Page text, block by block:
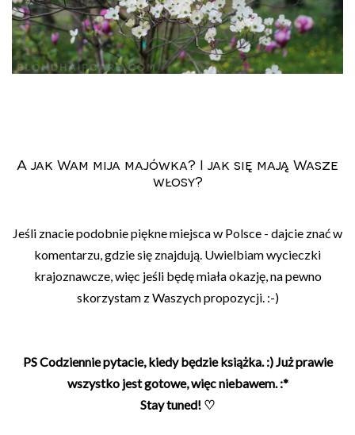
A jak Wam mija majówka? I jak się mają Wasze
włosy?
Jeśli znacie podobnie piękne miejsca w Polsce - dajcie znać w
komentarzu, gdzie się znajdują. Uwielbiam wycieczki
krajoznawcze, więc jeśli będę miała okazję, na pewno
skorzystam z Waszych propozycji. :-)
PS Codziennie pytacie, kiedy będzie książka. :) Już prawie
wszystko jest gotowe, więc niebawem. :*
Stay tuned! ♡